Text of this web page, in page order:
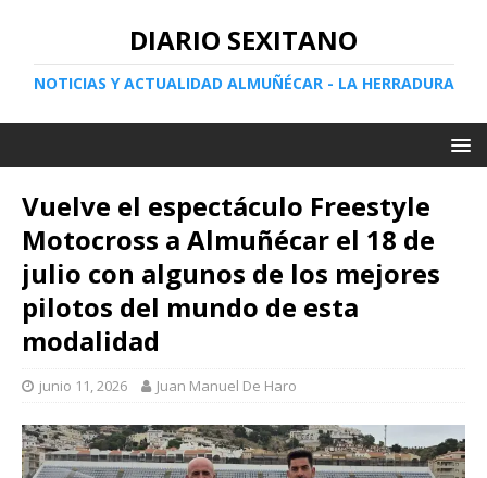
DIARIO SEXITANO
NOTICIAS Y ACTUALIDAD ALMUÑÉCAR - LA HERRADURA
Vuelve el espectáculo Freestyle
Motocross a Almuñécar el 18 de
julio con algunos de los mejores
pilotos del mundo de esta
modalidad
junio 11, 2026 Juan Manuel De Haro